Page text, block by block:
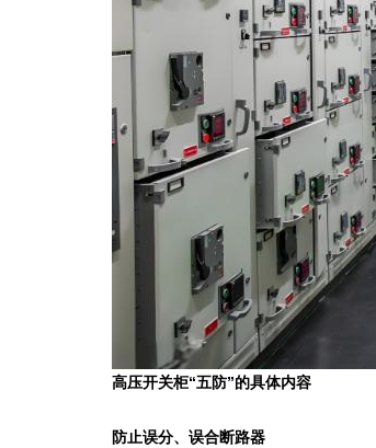
高压开关柜“五防”的具体内容
防止误分、误合断路器